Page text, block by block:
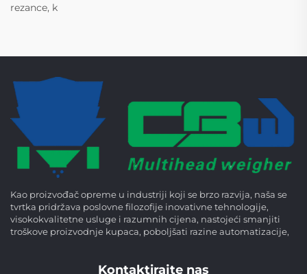
rezance, k
Kao proizvođač opreme u industriji koji se brzo razvija, naša se
tvrtka pridržava poslovne filozofije inovativne tehnologije,
visokokvalitetne usluge i razumnih cijena, nastojeći smanjiti
troškove proizvodnje kupaca, poboljšati razine automatizacije,
Kontaktirajte nas